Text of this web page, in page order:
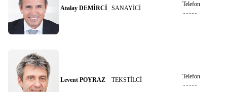
Atalay DEMİRCİ SANAYİCİ
Telefon
..........
Levent POYRAZ TEKSTİLCİ
Telefon
..........